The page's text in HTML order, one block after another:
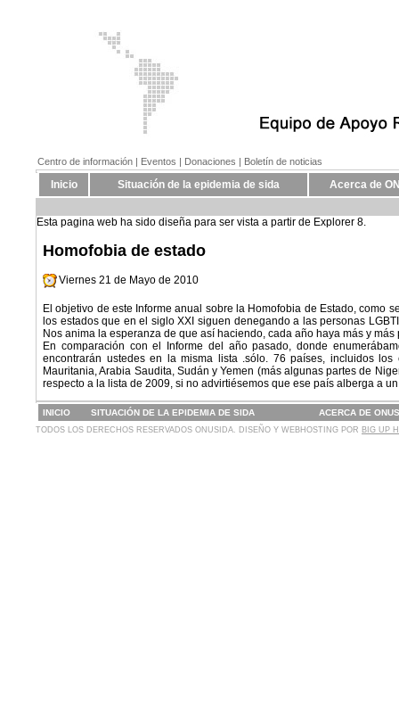
Centro de información | Eventos | Donaciones | Boletín de noticias
Inicio Situación de la epidemia de sida Acerca de
Esta pagina web ha sido diseña para ser vista a partir de Explorer 8.
Homofobia de estado
Viernes 21 de Mayo de 2010
El objetivo de este Informe anual sobre la Homofobia de Estado, como
los estados que en el siglo XXI siguen denegando a las personas
Nos anima la esperanza de que así haciendo, cada año haya más y
En comparación con el Informe del año pasado, donde
encontrarán ustedes en la misma lista .sólo. 76 países, incluidos
Mauritania, Arabia Saudita, Sudán y Yemen (más algunas partes de
respecto a la lista de 2009, si no advirtiésemos que ese país alberga a
INICIO SITUACIÓN DE LA EPIDEMIA DE SIDA ACERCA DE
TODOS LOS DERECHOS RESERVADOS ONUSIDA. DISEÑO Y WEBHOSTING POR BIG UP